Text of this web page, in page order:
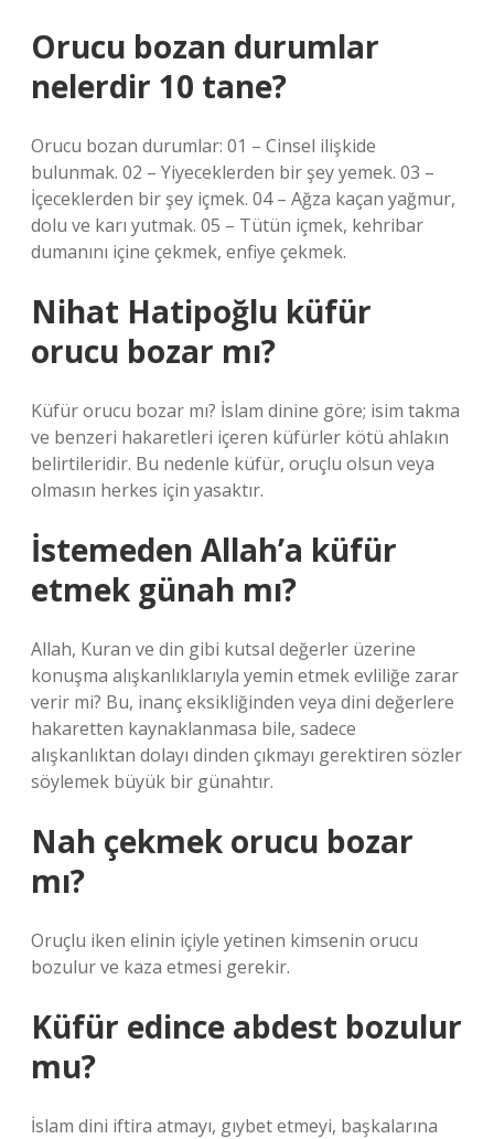
Orucu bozan durumlar
nelerdir 10 tane?
Orucu bozan durumlar: 01 – Cinsel ilişkide
bulunmak. 02 – Yiyeceklerden bir şey yemek. 03 –
İçeceklerden bir şey içmek. 04 – Ağza kaçan yağmur,
dolu ve karı yutmak. 05 – Tütün içmek, kehribar
dumanını içine çekmek, enfiye çekmek.
Nihat Hatipoğlu küfür
orucu bozar mı?
Küfür orucu bozar mı? İslam dinine göre; isim takma
ve benzeri hakaretleri içeren küfürler kötü ahlakın
belirtileridir. Bu nedenle küfür, oruçlu olsun veya
olmasın herkes için yasaktır.
İstemeden Allah’a küfür
etmek günah mı?
Allah, Kuran ve din gibi kutsal değerler üzerine
konuşma alışkanlıklarıyla yemin etmek evliliğe zarar
verir mi? Bu, inanç eksikliğinden veya dini değerlere
hakaretten kaynaklanmasa bile, sadece
alışkanlıktan dolayı dinden çıkmayı gerektiren sözler
söylemek büyük bir günahtır.
Nah çekmek orucu bozar
mı?
Oruçlu iken elinin içiyle yetinen kimsenin orucu
bozulur ve kaza etmesi gerekir.
Küfür edince abdest bozulur
mu?
İslam dini iftira atmayı, gıybet etmeyi, başkalarına